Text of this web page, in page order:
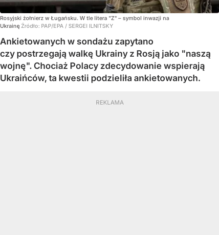
Rosyjski żołnierz w Ługańsku. W tle litera "Z" – symbol inwazji na
Ukrainę Źródło: PAP/EPA / SERGEI ILNITSKY
Ankietowanych w sondażu zapytano
czy postrzegają walkę Ukrainy z Rosją jako "naszą
wojnę". Chociaż Polacy zdecydowanie wspierają
Ukraińców, ta kwestii podzieliła ankietowanych.